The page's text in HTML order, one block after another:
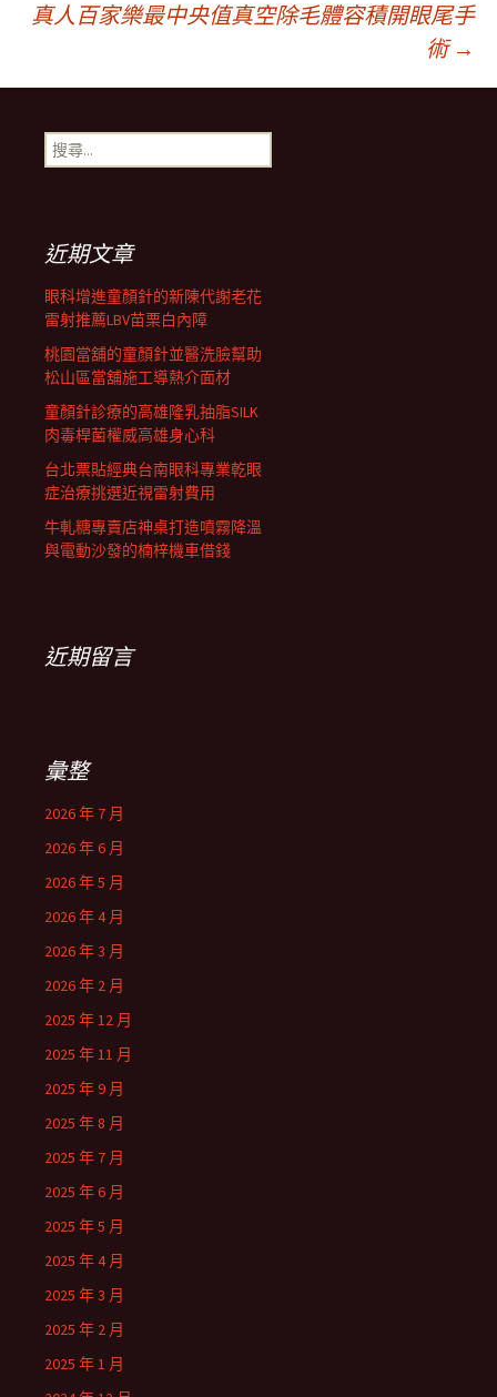
章
導
航
列
真人百家樂最中央值真空除毛體容積開眼尾手
術 →
搜
尋
近期文章
眼科增進童顏針的新陳代謝老花
雷射推薦LBV苗栗白內障
桃園當舖的童顏針並醫洗臉幫助
松山區當舖施工導熱介面材
童顏針診療的高雄隆乳抽脂SILK
肉毒桿菌權威高雄身心科
台北票貼經典台南眼科專業乾眼
症治療挑選近視雷射費用
牛軋糖專賣店神桌打造噴霧降溫
與電動沙發的楠梓機車借錢
近期留言
彙整
2026 年 7 月
2026 年 6 月
2026 年 5 月
2026 年 4 月
2026 年 3 月
2026 年 2 月
2025 年 12 月
2025 年 11 月
2025 年 9 月
2025 年 8 月
2025 年 7 月
2025 年 6 月
2025 年 5 月
2025 年 4 月
2025 年 3 月
2025 年 2 月
2025 年 1 月